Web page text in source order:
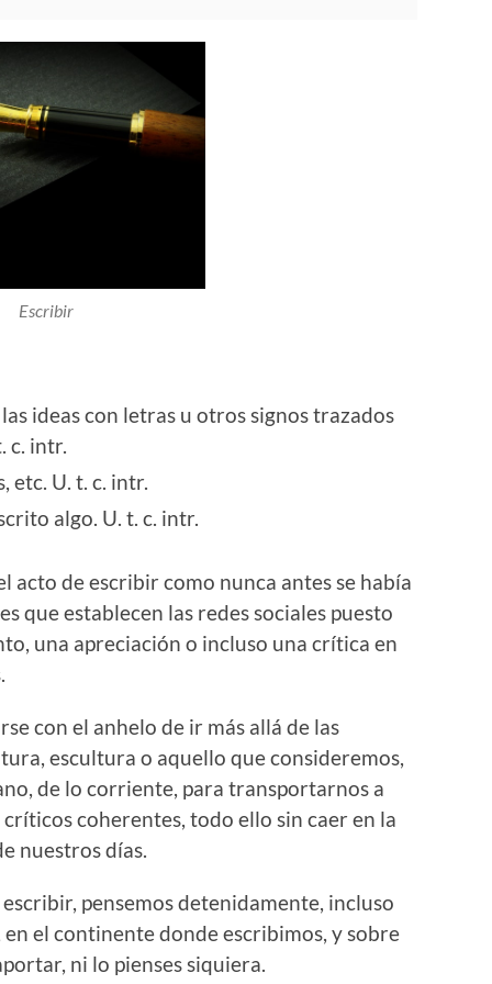
Escribir
ideas con letras u otros signos trazados
c. intr.
etc. U. t. c. intr.
algo. U. t. c. intr.
acto de escribir como nunca antes se había
que establecen las redes sociales puesto
una apreciación o incluso una crítica en
con el anhelo de ir más allá de las
escultura o aquello que consideremos,
de lo corriente, para transportarnos a
coherentes, todo ello sin caer en la
nuestros días.
pensemos detenidamente, incluso
el continente donde escribimos, y sobre
ni lo pienses siquiera.